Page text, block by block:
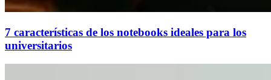
7 características de los notebooks ideales para los
universitarios